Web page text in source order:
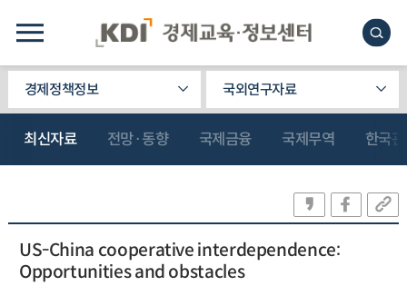
경제정책정보 국외연구자료
최신자료 전망·동향 국제금융 국제무역 한국
US-China cooperative interdependence:
Opportunities and obstacles